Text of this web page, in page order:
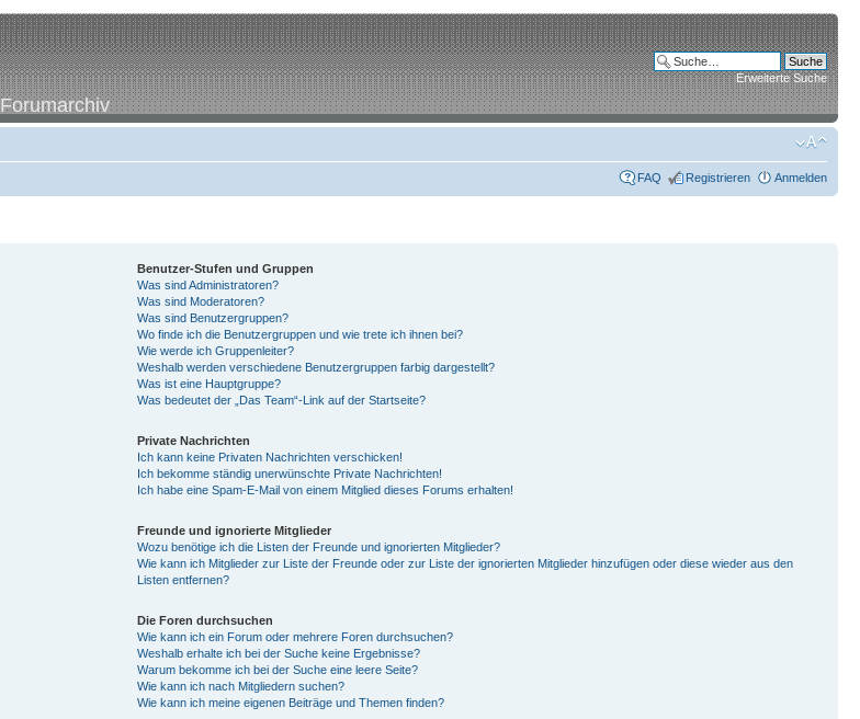
Forumarchiv
Erweiterte Suche
FAQ Registrieren Anmelden
Benutzer-Stufen und Gruppen
Was sind Administratoren?
Was sind Moderatoren?
Was sind Benutzergruppen?
Wo finde ich die Benutzergruppen und wie trete ich ihnen bei?
Wie werde ich Gruppenleiter?
Weshalb werden verschiedene Benutzergruppen farbig dargestellt?
Was ist eine Hauptgruppe?
Was bedeutet der „Das Team“-Link auf der Startseite?
Private Nachrichten
Ich kann keine Privaten Nachrichten verschicken!
Ich bekomme ständig unerwünschte Private Nachrichten!
Ich habe eine Spam-E-Mail von einem Mitglied dieses Forums erhalten!
Freunde und ignorierte Mitglieder
Wozu benötige ich die Listen der Freunde und ignorierten Mitglieder?
Wie kann ich Mitglieder zur Liste der Freunde oder zur Liste der ignorierten Mitglieder hinzufügen oder diese wieder aus den
Listen entfernen?
Die Foren durchsuchen
Wie kann ich ein Forum oder mehrere Foren durchsuchen?
Weshalb erhalte ich bei der Suche keine Ergebnisse?
Warum bekomme ich bei der Suche eine leere Seite?
Wie kann ich nach Mitgliedern suchen?
Wie kann ich meine eigenen Beiträge und Themen finden?